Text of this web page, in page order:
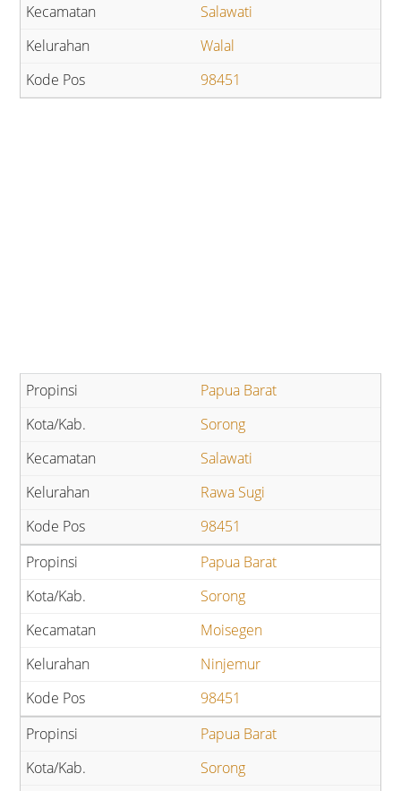
Salawati
Walal
98451
Papua Barat
Sorong
Salawati
Rawa Sugi
98451
Papua Barat
Sorong
Moisegen
Ninjemur
98451
Papua Barat
Sorong